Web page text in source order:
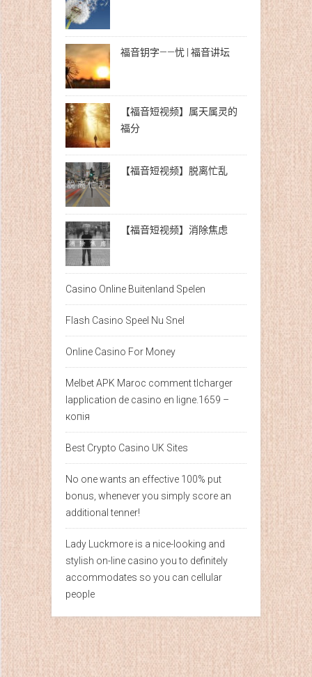
福音钥字——忧 | 福音讲坛
【福音短视频】属天属灵的
福分
【福音短视频】脱离忙乱
【福音短视频】消除焦虑
Casino Online Buitenland Spelen
Flash Casino Speel Nu Snel
Online Casino For Money
Melbet APK Maroc comment tlcharger
lapplication de casino en ligne.1659 –
копія
Best Crypto Casino UK Sites
No one wants an effective 100% put
bonus, whenever you simply score an
additional tenner!
Lady Luckmore is a nice-looking and
stylish on-line casino you to definitely
accommodates so you can cellular
people